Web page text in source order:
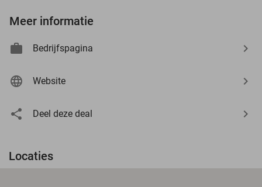
Meer informatie
Bedrijfspagina
Website
Deel deze deal
Locaties